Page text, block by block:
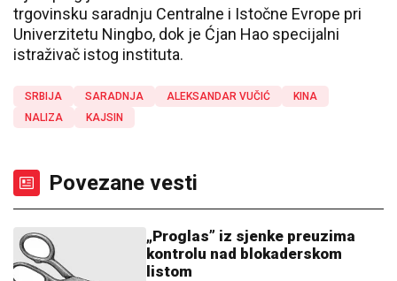
trgovinsku saradnju Centralne i Istočne Evrope pri
Univerzitetu Ningbo, dok je Ćjan Hao specijalni
istraživač istog instituta.
SRBIJA SARADNJA ALEKSANDAR VUČIĆ
KINA
NALIZA
KAJSIN
Povezane vesti
„Proglas” iz sjenke preuzima
kontrolu nad blokaderskom
listom